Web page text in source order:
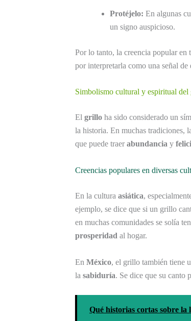
Protéjelo: En algunas
un signo auspicioso.
Por lo tanto, la creencia popular en
por interpretarla como una señal de
Simbolismo cultural y espiritual
El grillo ha sido considerado un
la historia. En muchas tradiciones,
que puede traer abundancia y
Creencias populares en diversas
En la cultura asiática,
ejemplo, se dice que si un grillo
en muchas comunidades se solía
prosperidad al hogar.
En México, el grillo también tiene
la sabiduría. Se dice que su canto
Qué historias cortas sobre la